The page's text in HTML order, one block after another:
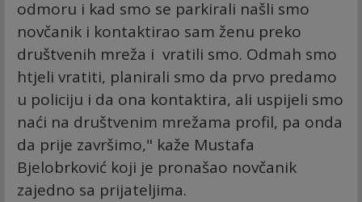
odmoru i kad smo se parkirali našli smo
novčanik i kontaktirao sam ženu preko
društvenih mreža i vratili smo. Odmah smo
htjeli vratiti, planirali smo da prvo predamo
u policiju i da ona kontaktira, ali uspijeli smo
naći na društvenim mrežama profil, pa onda
da prije završimo," kaže Mustafa
Bjelobrković koji je pronašao novčanik
zajedno sa prijateljima.